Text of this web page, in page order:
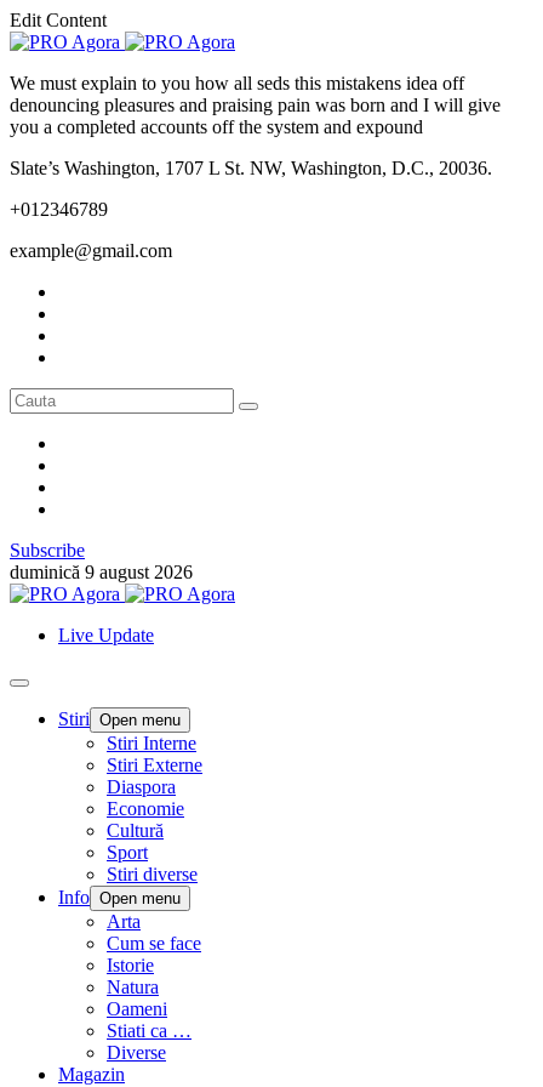
Edit Content
We must explain to you how all seds this mistakens idea off
denouncing pleasures and praising pain was born and I will give
you a completed accounts off the system and expound
Slate’s Washington, 1707 L St. NW, Washington, D.C., 20036.
+012346789
example@gmail.com
Subscribe
duminică 9 august 2026
Live Update
Stiri Open menu
Stiri Interne
Stiri Externe
Diaspora
Economie
Cultură
Sport
Stiri diverse
Info Open menu
Arta
Cum se face
Istorie
Natura
Oameni
Stiati ca …
Diverse
Magazin